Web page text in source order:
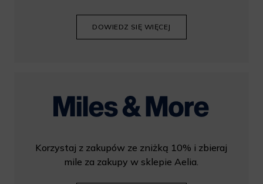
DOWIEDZ SIĘ WIĘCEJ
Korzystaj z zakupów ze zniżką 10% i zbieraj
mile za zakupy w sklepie Aelia.